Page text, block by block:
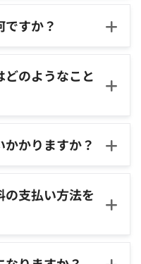
すか？
のようなこと
かりますか？
支払い方法を